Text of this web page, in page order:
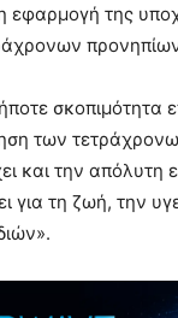
εφαρμογή της
σκοπιμότητα
των
και την απόλυτη
για τη ζωή, την